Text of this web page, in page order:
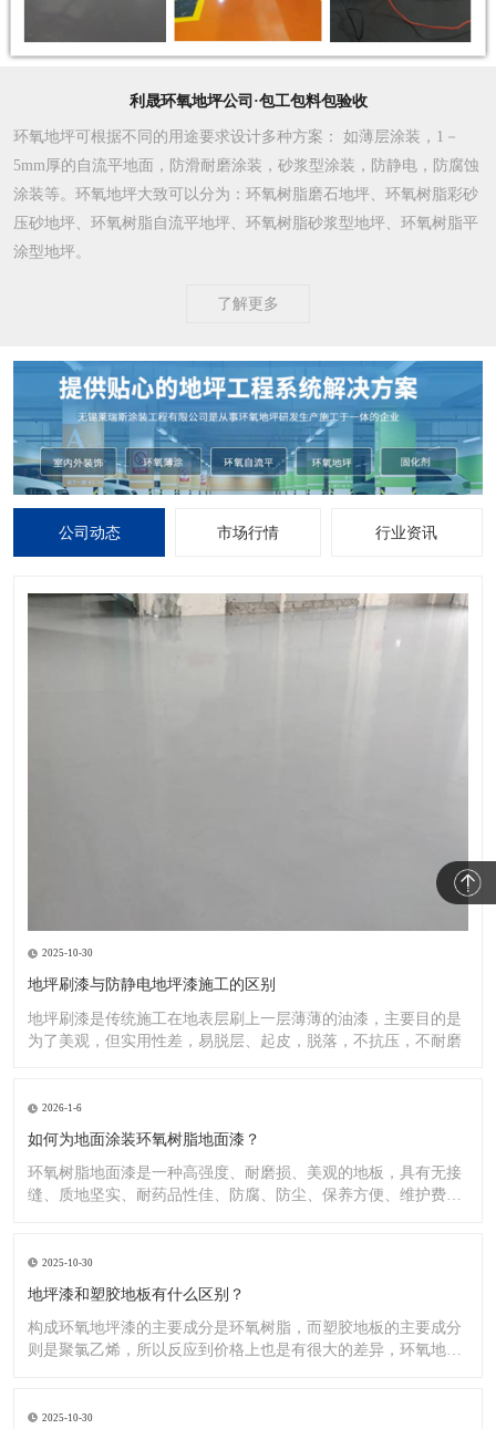
利晟环氧地坪公司·包工包料包验收
环氧地坪可根据不同的用途要求设计多种方案 ： 如薄层涂装，1－
5mm厚的自流平地面，防滑耐磨涂装，砂浆型涂装，防静电，防腐蚀
涂装等。环氧地坪大致可以分为：环氧树脂磨石地坪、环氧树脂彩砂
压砂地坪、环氧树脂自流平地坪、环氧树脂砂浆型地坪、环氧树脂平
涂型地坪。
了解更多
公司动态 市场行情 行业资讯
2025-10-30
地坪刷漆与防静电地坪漆施工的区别
地坪刷漆是传统施工在地表层刷上一层薄薄的油漆，主要目的是
为了美观，但实用性差，易脱层、起皮，脱落，不抗压，不耐磨
2026-1-6
如何为地面涂装环氧树脂地面漆？
环氧树脂地面漆是一种高强度、耐磨损、美观的地板，具有无接
缝、质地坚实、耐药品性佳、防腐、防尘、保养方便、维护费用
2025-10-30
地坪漆和塑胶地板有什么区别？
构成环氧地坪漆的主要成分是环氧树脂，而塑胶地板的主要成分
则是聚氯乙烯，所以反应到价格上也是有很大的差异，环氧地坪
2025-10-30